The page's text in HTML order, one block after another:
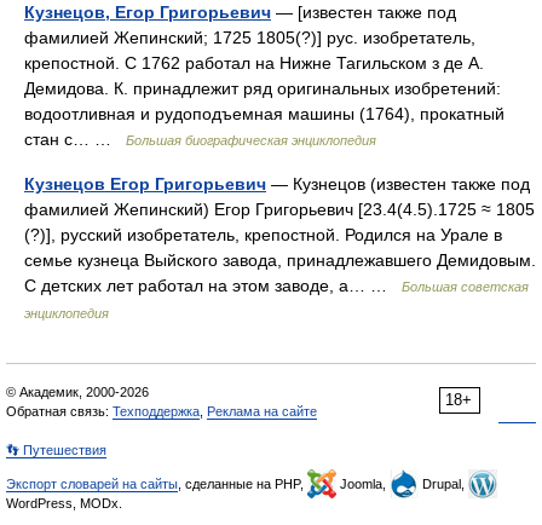
Кузнецов, Егор Григорьевич — [известен также под
фамилией Жепинский; 1725 1805(?)] рус. изобретатель,
крепостной. С 1762 работал на Нижне Тагильском з де А.
Демидова. К. принадлежит ряд оригинальных изобретений:
водоотливная и рудоподъемная машины (1764), прокатный
стан с… …
Большая биографическая энциклопедия
Кузнецов Егор Григорьевич — Кузнецов (известен также под
фамилией Жепинский) Егор Григорьевич [23.4(4.5).1725 ≈ 1805
(?)], русский изобретатель, крепостной. Родился на Урале в
семье кузнеца Выйского завода, принадлежавшего Демидовым.
С детских лет работал на этом заводе, а… …
Большая советская
энциклопедия
18+
© Академик, 2000-2026
Обратная связь: Техподдержка Реклама на сайте
👣 Путешествия
Экспорт словарей на сайты , сделанные на PHP, Joomla,
Drupal,
WordPress, MODx.